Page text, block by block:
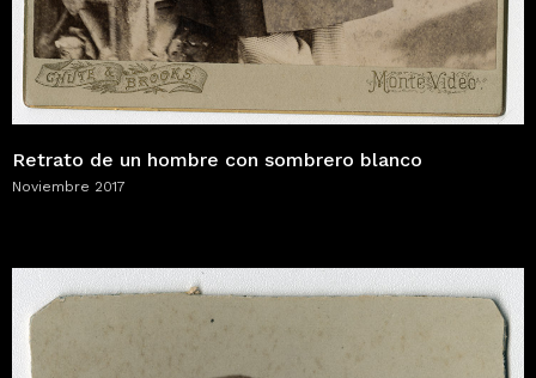
Retrato de un hombre con sombrero blanco
Noviembre 2017